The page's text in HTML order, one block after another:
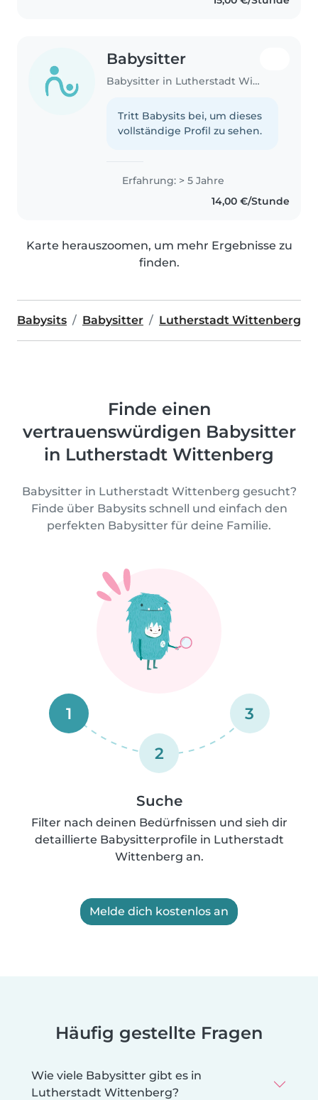
Babysitter
Babysitter in Lutherstadt Wittenberg
Tritt Babysits bei, um dieses
vollständige Profil zu sehen.
Erfahrung: > 5 Jahre
14,00 €/Stunde
Karte herauszoomen, um mehr Ergebnisse zu
finden.
Babysits Babysitter Lutherstadt Wittenberg
Finde einen
vertrauenswürdigen Babysitter
in Lutherstadt Wittenberg
Babysitter in Lutherstadt Wittenberg gesucht?
Finde über Babysits schnell und einfach den
perfekten Babysitter für deine Familie.
1
2
3
Suche
Filter nach deinen Bedürfnissen und sieh dir
detaillierte Babysitterprofile in Lutherstadt
Wittenberg an.
Melde dich kostenlos an
Häufig gestellte Fragen
Wie viele Babysitter gibt es in
Lutherstadt Wittenberg?